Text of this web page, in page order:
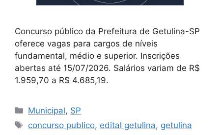
Concurso público da Prefeitura de Getulina-SP
oferece vagas para cargos de níveis
fundamental, médio e superior. Inscrições
abertas até 15/07/2026. Salários variam de R$
1.959,70 a R$ 4.685,19.
Categorias
Municipal, SP
Tags
concurso publico, edital getulina, getulina